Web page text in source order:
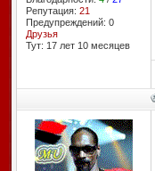
Репутация: 21
Предупреждений: 0
Друзья
Тут: 17 лет 10 месяцев